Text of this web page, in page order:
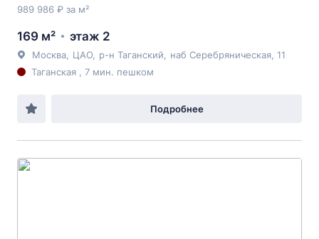
989 986 ₽ за м²
169 м² этаж 2
Москва ЦАО р-н Таганский наб Серебряническая , 11
Таганская , 7 мин. пешком
Подробнее